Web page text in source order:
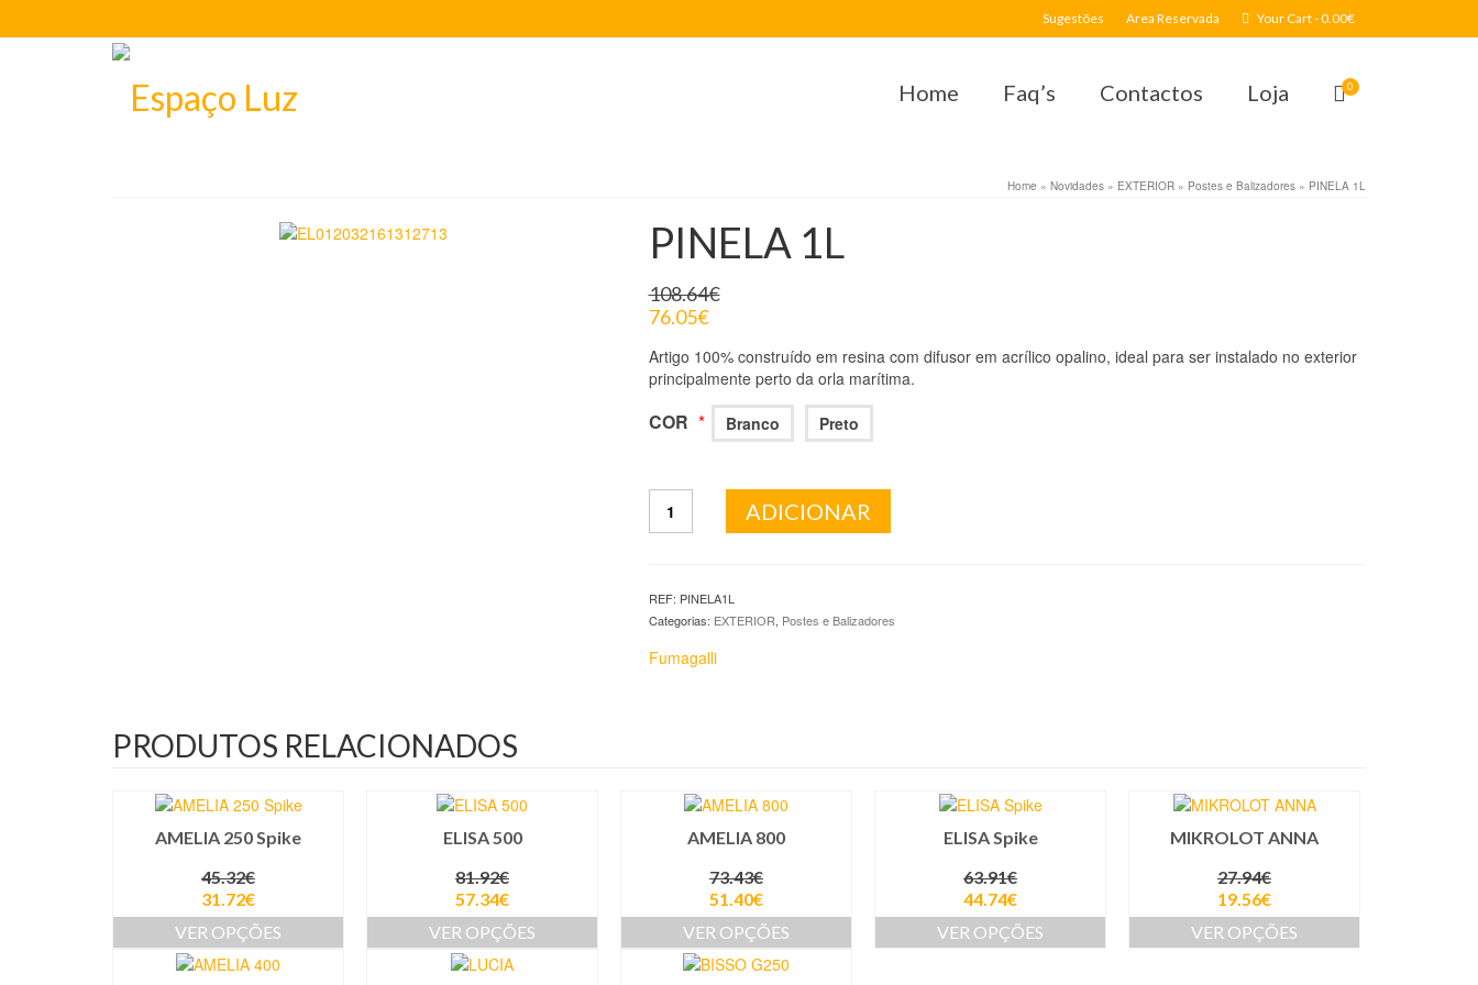
Sugestões Area Reservada Your Cart-0.00€
Home Faq’s Contactos Loja 0
Home » Novidades » EXTERIOR » Postes e Balizadores » PINELA 1L
PINELA 1L
108.64€
76.05€
Artigo 100% construído em resina com difusor em acrílico opalino, ideal para ser instalado no exterior
principalmente perto da orla marítima.
COR * Branco Preto
ADICIONAR
REF: PINELA1L
Categorias: EXTERIOR, Postes e Balizadores
Fumagalli
PRODUTOS RELACIONADOS
AMELIA 250 Spike
45.32€
31.72€
VER OPÇÕES
ELISA 500
81.92€
57.34€
VER OPÇÕES
AMELIA 800
73.43€
51.40€
VER OPÇÕES
ELISA Spike
63.91€
44.74€
VER OPÇÕES
MIKROLOT ANNA
27.94€
19.56€
VER OPÇÕES